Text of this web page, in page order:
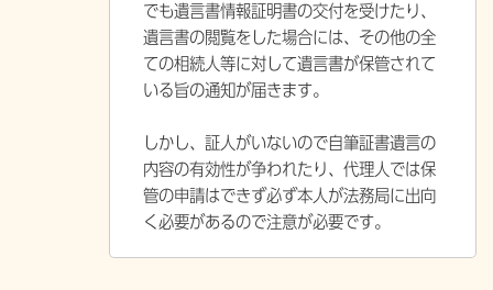
でも遺言書情報証明書の交付を受けたり、
遺言書の閲覧をした場合には、その他の全
ての相続人等に対して遺言書が保管されて
いる旨の通知が届きます。
しかし、証人がいないので自筆証書遺言の
内容の有効性が争われたり、代理人では保
管の申請はできず必ず本人が法務局に出向
く必要があるので注意が必要です。